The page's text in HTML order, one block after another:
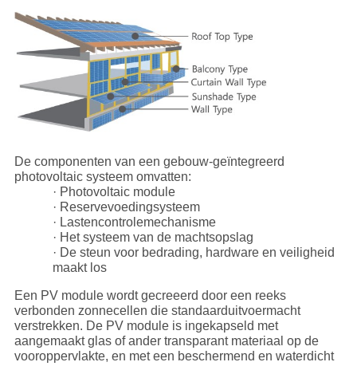
De componenten van een gebouw-geïntegreerd
photovoltaic systeem omvatten:
· Photovoltaic module
· Reservevoedingsysteem
· Lastencontrolemechanisme
· Het systeem van de machtsopslag
· De steun voor bedrading, hardware en veiligheid
maakt los
Een PV module wordt gecreeerd door een reeks
verbonden zonnecellen die standaarduitvoermacht
verstrekken. De PV module is ingekapseld met
aangemaakt glas of ander transparant materiaal op de
vooroppervlakte, en met een beschermend en waterdicht